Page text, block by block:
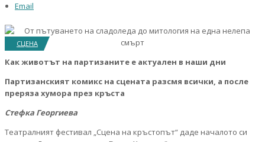
Email
СЦЕНА
Как животът на партизаните е актуален в наши дни
Партизанският комикс на сцената разсмя всички, а после
преряза хумора през кръста
Стефка Георгиева
Театралният фестивал „Сцена на кръстопът“ даде началото си